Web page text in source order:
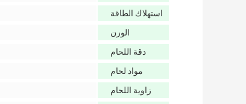
استهلاك الطاقة
الوزن
دقة اللحام
مواد لحام
زاوية اللحام